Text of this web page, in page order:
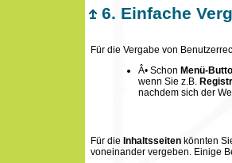
6. Einfache
Für die Vergabe von
Â• Schon Menü-
wenn Sie z.B.
nachdem sich der
Für die Inhaltsseiten könnten
voneinander vergeben. Einige